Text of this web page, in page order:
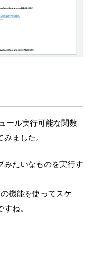
ール実行可能な関数
ました。
みたいなものを実行す
機能を使ってスケ
ね。